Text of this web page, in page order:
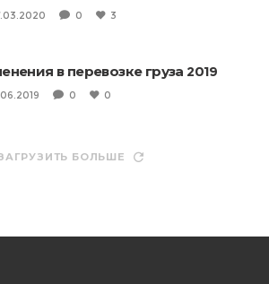
0 3
в перевозке груза 2019
0 0
БОЛЬШЕ